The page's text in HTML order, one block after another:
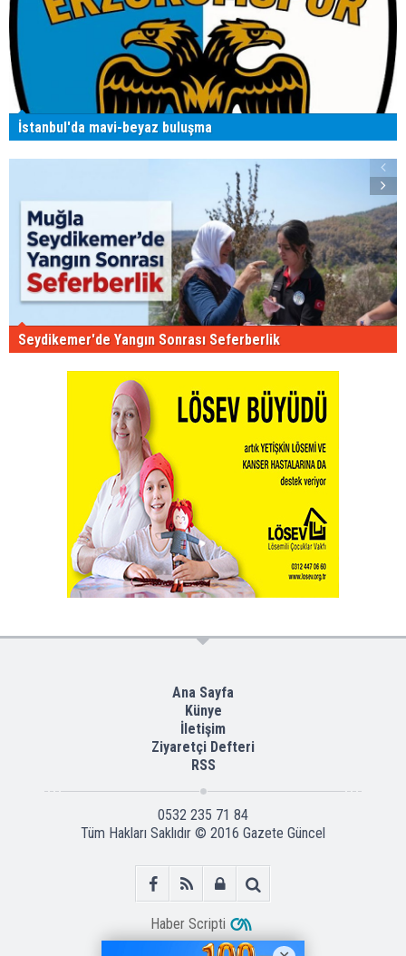
İstanbul'da mavi-beyaz buluşma
Seydikemer'de Yangın Sonrası Seferberlik
Ana Sayfa
Künye
İletişim
Ziyaretçi Defteri
RSS
0532 235 71 84
Tüm Hakları Saklıdır © 2016 Gazete Güncel
Haber Scripti